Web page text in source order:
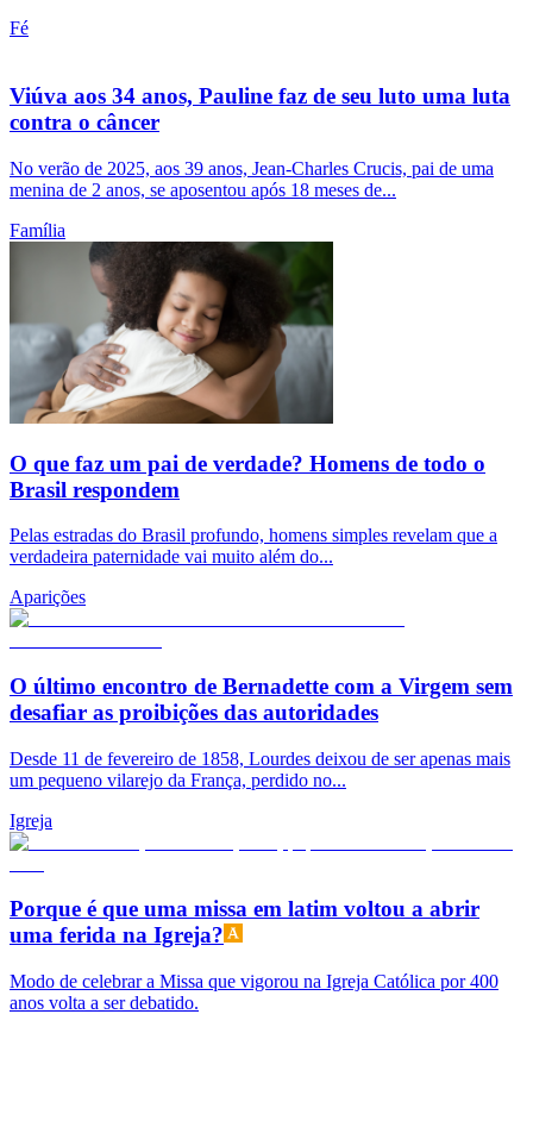
Fé
Viúva aos 34 anos, Pauline faz de seu luto uma luta
contra o câncer
No verão de 2025, aos 39 anos, Jean-Charles Crucis, pai de uma
menina de 2 anos, se aposentou após 18 meses de...
Família
O que faz um pai de verdade? Homens de todo o
Brasil respondem
Pelas estradas do Brasil profundo, homens simples revelam que a
verdadeira paternidade vai muito além do...
Aparições
O último encontro de Bernadette com a Virgem sem
desafiar as proibições das autoridades
Desde 11 de fevereiro de 1858, Lourdes deixou de ser apenas mais
um pequeno vilarejo da França, perdido no...
Igreja
Porque é que uma missa em latim voltou a abrir
uma ferida na Igreja?
Modo de celebrar a Missa que vigorou na Igreja Católica por 400
anos volta a ser debatido.